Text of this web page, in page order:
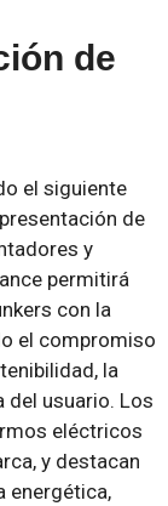
de
el siguiente
de
y
permitirá
con la
el compromiso
la
del usuario. Los
eléctricos
y destacan
energética,